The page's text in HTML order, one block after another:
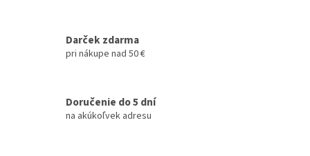
Darček zdarma
pri nákupe nad 50 €
Doručenie do 5 dní
na akúkoľvek adresu